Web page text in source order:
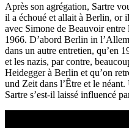
Après son agrégation, Sartre
il a échoué et allait à Berlin, or
avec Simone de Beauvoir
1966. D’abord Berlin in
dans un autre entretien, qu’en
et les nazis, par contre,
Heidegger à Berlin et qu’on
und Zeit dans l’Être et le
Sartre s’est-il laissé influencé